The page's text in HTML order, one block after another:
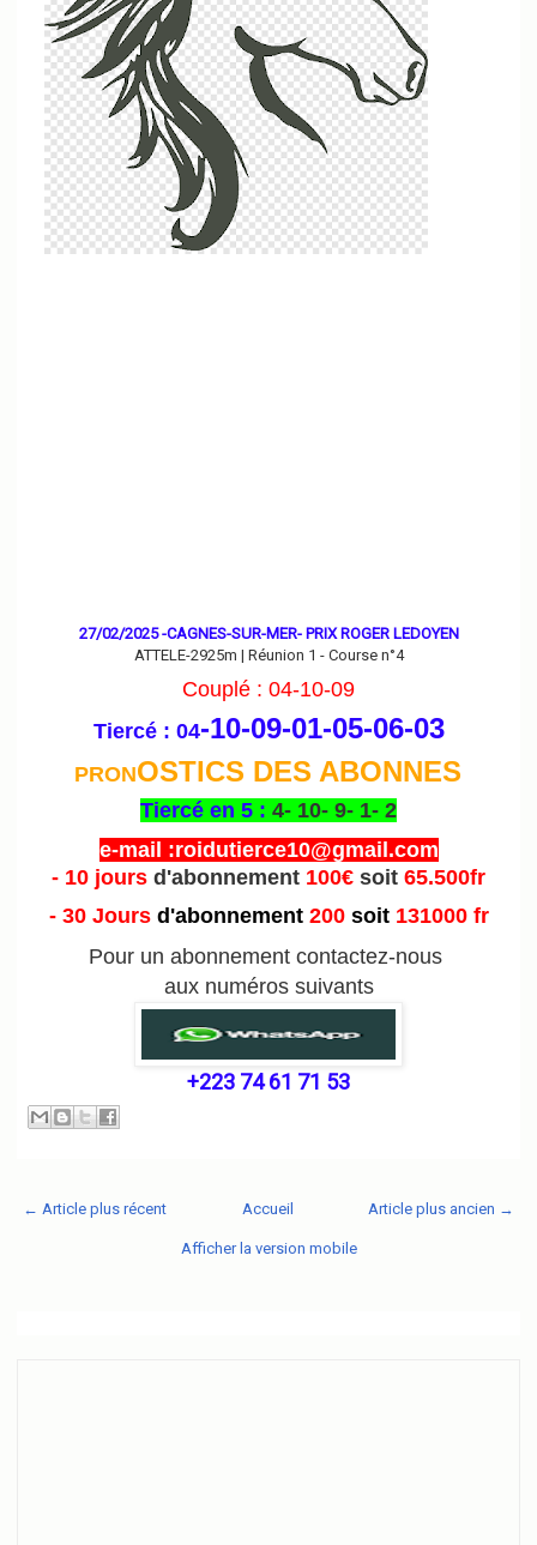
27/02/2025 -CAGNES-SUR-MER- PRIX ROGER LEDOYEN
ATTELE-2925m | Réunion 1 - Course n°4
Couplé : 04-10-09
Tiercé : 04-10-09-01-05-06-03
PRONOSTICS DES ABONNES
Tiercé en 5 : 4- 10- 9- 1- 2
e-mail :roidutierce10@gmail.com
- 10 jours d'abonnement 100€ soit 65.500fr
- 30 Jours d'abonnement200 soit131000 fr
Pour un abonnement contactez-nous
aux numéros suivants
+223 74 61 71 53
← Article plus récent Article plus ancien →
Accueil
Afficher la version mobile